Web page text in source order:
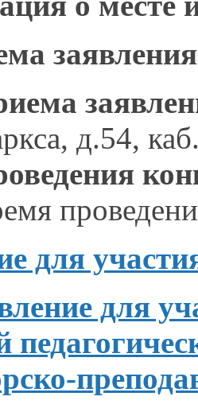
д.54,
для
для